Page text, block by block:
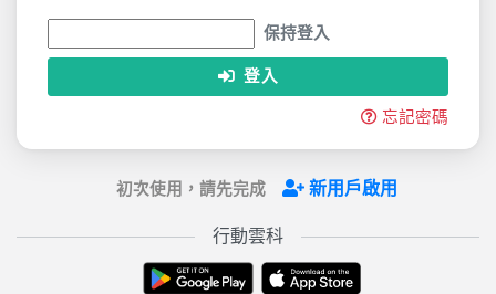
保持登入
登入
忘記密碼
初次使用，請先完成 新用戶啟用
行動雲科